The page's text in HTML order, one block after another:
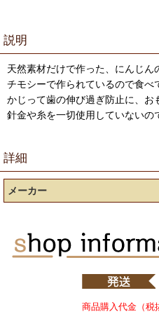
説明
天然素材だけで作った、にんじん
チモシーで作られているので食べ
かじって歯の伸び過ぎ防止に、お
針金や糸を一切使用していないの
詳細
メーカー
商品購入代金（税